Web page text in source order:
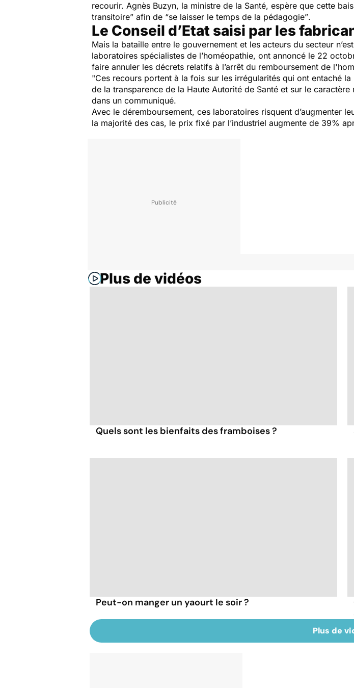
recourir. Agnès Buzyn, la ministre de la Santé, espère que cette
transitoire” afin de “se laisser le temps de la pédagogie”.
Le Conseil d’Etat saisi par les
Mais la bataille entre le gouvernement et les acteurs du secteur
laboratoires spécialistes de l’homéopathie, ont annoncé le 22
faire annuler les décrets relatifs à l’arrêt du remboursement de
"Ces recours portent à la fois sur les irrégularités qui ont entaché
de la transparence de la Haute Autorité de Santé et sur le
dans un communiqué.
Avec le déremboursement, ces laboratoires risquent d’augmenter
la majorité des cas, le prix fixé par l’industriel augmente de 39%
Plus de vidéos
Quels sont les bienfaits des framboises ?
Peut-on manger un yaourt le soir ?
Plus de